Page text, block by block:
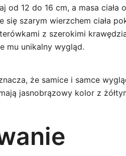
od 12 do 16 cm, a masa ciała
się szarym wierzchem ciała
z szerokimi
mu unikalny wygląd.
że samice i samce
jasnobrązowy kolor z